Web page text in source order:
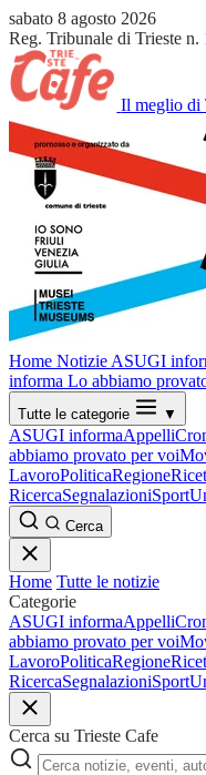
sabato 8 agosto 2026
Reg. Tribunale di Trieste n.
Il meglio di
Home Notizie ASUGI
informa Lo abbiamo
Tutte le categorie ▼
ASUGI informaAppelli
abbiamo provato per voi
LavoroPoliticaRegione
RicercaSegnalazioniSport
Cerca
Home Tutte le notizie
Categorie
ASUGI informaAppelli
abbiamo provato per voi
LavoroPoliticaRegione
RicercaSegnalazioniSport
Cerca su Trieste Cafe